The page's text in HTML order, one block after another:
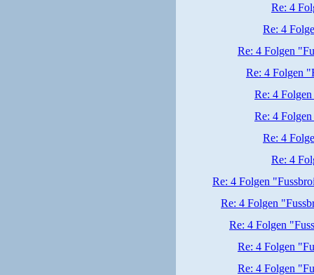
Re: 4
Re: 4
Re: 4 Folgen
Re: 4 Folgen
Re: 4
Re: 4
Re: 4
Re: 4
Re: 4 Folgen
Re: 4 Folgen
Re: 4 Folgen
Re: 4 Folgen
Re: 4 Folgen